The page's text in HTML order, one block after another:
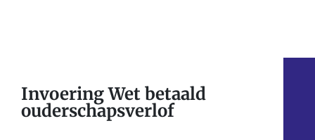
Invoering Wet betaald
ouderschapsverlof